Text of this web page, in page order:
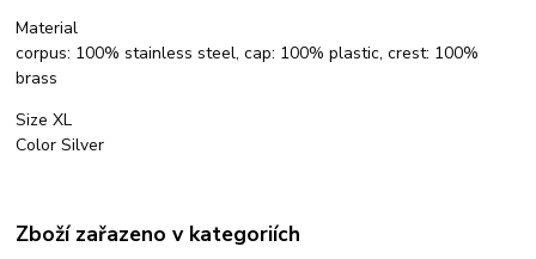
Material
corpus: 100% stainless steel, cap: 100% plastic, crest: 100%
brass
Size XL
Color Silver
Zboží zařazeno v kategoriích